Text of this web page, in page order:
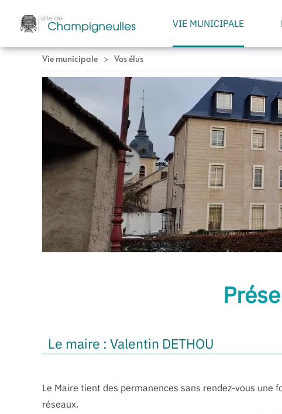
Accéder au contenu principal
VIE MUNICIPALE
Vie municipale Vos élus
Le maire : Valentin DETHOU
Le Maire tient des permanences sans rendez-vous une
réseaux.